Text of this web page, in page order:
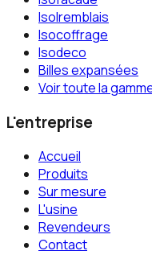
Isolremblais
Isocoffrage
Isodeco
Billes expansées
Voir toute la
L'entreprise
Accueil
Produits
Sur mesure
L'usine
Revendeurs
Contact